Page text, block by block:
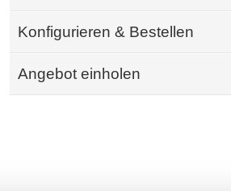
Konfigurieren & Bestellen
Angebot einholen